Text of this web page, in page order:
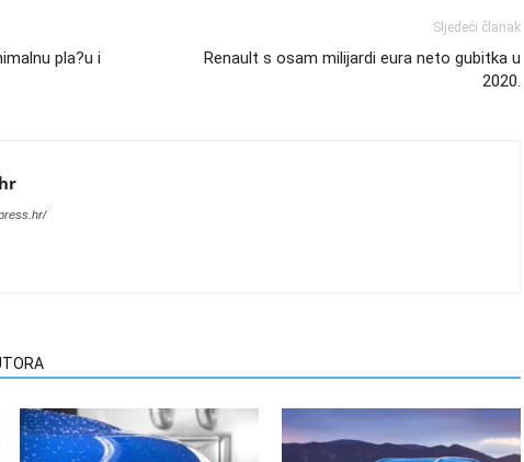
pla?u i
Sljedeći članak
Renault s osam milijardi eura neto gubitka u
2020.